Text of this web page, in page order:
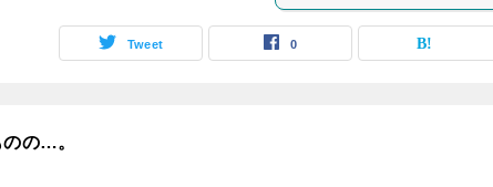
Tweet 0
の…。